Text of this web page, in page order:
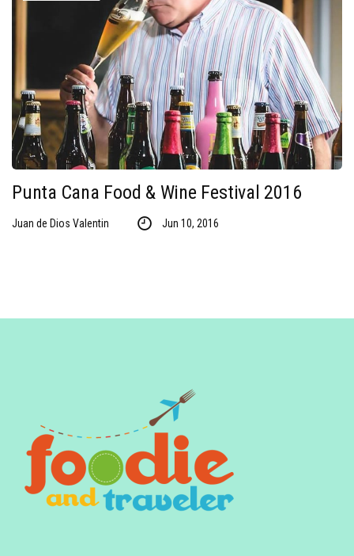
Punta Cana Food & Wine Festival 2016
Juan de Dios Valentin Jun 10, 2016